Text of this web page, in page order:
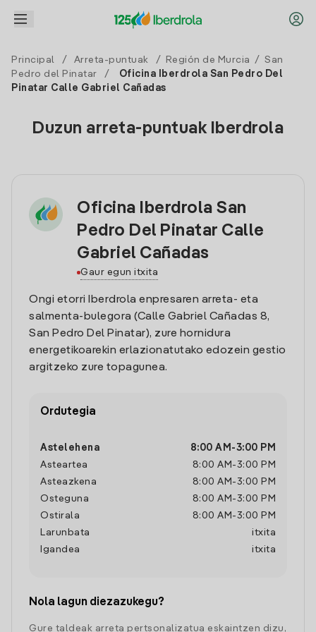
Principal / Arreta-puntuak / Región de Murcia / San
Pedro del Pinatar
/
Oficina Iberdrola San Pedro Del
Pinatar Calle Gabriel Cañadas
Duzun arreta-puntuak Iberdrola
Oficina Iberdrola San
Pedro Del Pinatar Calle
Gabriel Cañadas
Gaur egun itxita
Ongi etorri Iberdrola enpresaren arreta- eta
salmenta-bulegora (Calle Gabriel Cañadas 8,
San Pedro Del Pinatar), zure hornidura
energetikoarekin erlazionatutako edozein gestio
argitzeko zure topagunea.
Ordutegia
Astelehena 8:00 AM -3:00 PM
Asteartea
8:00 AM -3:00 PM
Asteazkena
8:00 AM -3:00 PM
Osteguna
8:00 AM -3:00 PM
Ostirala
8:00 AM -3:00 PM
Larunbata
itxita
Igandea
itxita
Nola lagun diezazukegu?
Gure taldeak arreta pertsonalizatua eskaintzen dizu,